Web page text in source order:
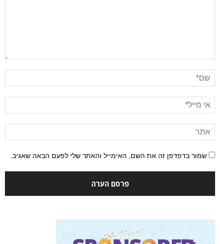
שמור בדפדפן זה את השם, האימייל והאתר שלי לפעם הבאה שאגיב.